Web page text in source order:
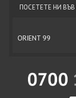
ПОСЕТЕТЕ НИ ВЪВ
ORIENT 99